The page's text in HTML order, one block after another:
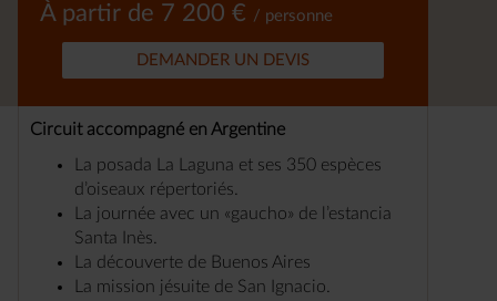
À partir de 7 200 € / personne
DEMANDER UN DEVIS
Circuit accompagné en Argentine
La posada La Laguna et ses 350 espèces
d’oiseaux répertoriés.
La journée avec un «gaucho» de l’estancia
Santa Inès.
La découverte de Buenos Aires
La mission jésuite de San Ignacio.